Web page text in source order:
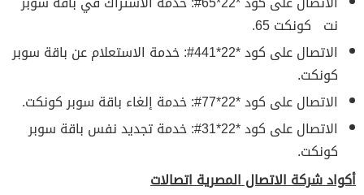
نت كونكت 65.
الاتصال على كود *22*441#: خدمة الاستعلام عن باقة سوبر
كونكت.
الاتصال على كود *22*77#: خدمة إلغاء باقة سوبر كونكت.
الاتصال على كود *22*31#: خدمة تجديد نفس باقة سوبر
كونكت.
أكواد شركة الاتصال المصرية اتصالات